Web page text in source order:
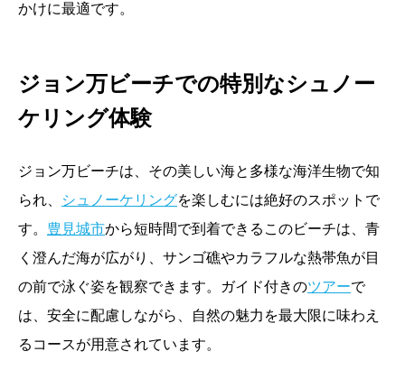
かけに最適です。
ジョン万ビーチでの特別なシュノー
ケリング体験
ジョン万ビーチは、その美しい海と多様な海洋生物で知
られ、
シュノーケリングを楽しむには絶好のスポットで
す。 豊見城市から短時間で到着できるこのビーチは、青
く澄んだ海が広がり、サンゴ礁やカラフルな熱帯魚が目
の前で泳ぐ姿を観察できます。ガイド付きのツアーで
は、安全に配慮しながら、自然の魅力を最大限に味わえ
るコースが用意されています。